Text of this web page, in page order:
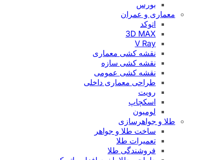
معماری و عمران
3D MAX
نقشه کشی معماری
نقشه کشی سازه
نقشه کشی عمومی
طراحی معماری داخلی
اسکچاپ
لومیون
طلا و جواهرسازی
ساخت طلا و جواهر
تعمیرات طلا
فروشندگی طلا